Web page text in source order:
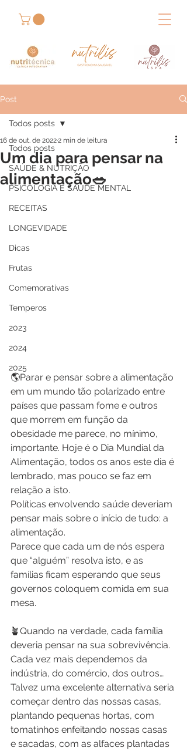
Post
Todos posts
SAÚDE & NUTRIÇÃO
PSICOLOGIA E SAÚDE MENTAL
RECEITAS
LONGEVIDADE
Dicas
Frutas
Comemorativas
Temperos
2023
2024
2025
Todos posts
Um dia para pensar na
alimentação🥗
16 de out. de 20222 min de leitura
🌎Parar e pensar sobre a alimentação
em um mundo tão polarizado entre
países que passam fome e outros
que morrem em função da
obesidade me parece, no mínimo,
importante. Hoje é o Dia Mundial da
Alimentação, todos os anos este dia é
lembrado, mas pouco se faz em
relação a isto.
Políticas envolvendo saúde deveriam
pensar mais sobre o início de tudo: a
alimentação.
Parece que cada um de nós espera
que “alguém” resolva isto, e as
famílias ficam esperando que seus
governos coloquem comida em sua
mesa.
🪴Quando na verdade, cada família
deveria pensar na sua sobrevivência.
Cada vez mais dependemos da
indústria, do comércio, dos outros…
Talvez uma excelente alternativa seria
começar dentro das nossas casas,
plantando pequenas hortas, com
tomatinhos enfeitando nossas casas
e sacadas, com as alfaces plantadas